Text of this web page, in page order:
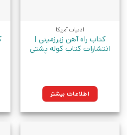
ادبیات آمریکا
کتاب راه آهن زیرزمینی |
انتشارات کتاب کوله پشتی
اطلاعات بیشتر